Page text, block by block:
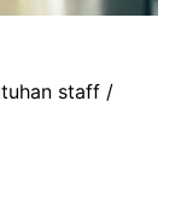
staff /